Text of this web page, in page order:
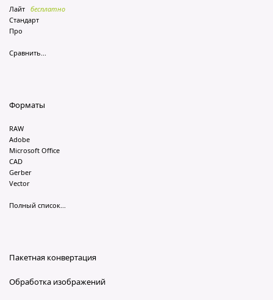
Лайт бесплатно
Стандарт
Про
Сравнить...
Форматы
RAW
Adobe
Microsoft Office
CAD
Gerber
Vector
Полный список...
Пакетная конвертация
Обработка изображений